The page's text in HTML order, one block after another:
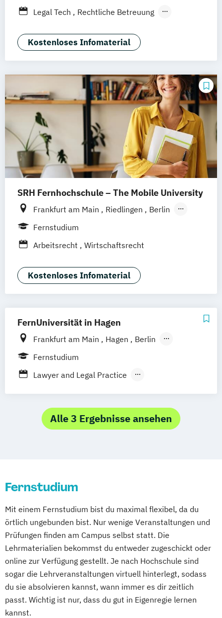
Nürnberg
Legal Tech
Rechtliche Betreuung
Kostenloses Infomaterial
SRH Fernhochschule – The Mobile University
Frankfurt am Main Riedlingen
Berlin
Dresden
Ellwangen Zell Leipzig Mannheim
Wertheim Wien Hamm Zürich
Fernstudium
Arbeitsrecht
Wirtschaftsrecht
Kostenloses Infomaterial
FernUniversität in Hagen
Frankfurt am Main Hagen
Berlin
Hamburg
Stuttgart Nürnberg Bonn
Fernstudium
Lawyer and Legal Practice
Alle 3 Ergebnisse ansehen
Fernstudium
Mit einem Fernstudium bist du maximal flexibel, da du
örtlich ungebunden bist. Nur wenige Veranstaltungen und
Prüfungen finden am Campus selbst statt. Die
Lehrmaterialien bekommst du entweder zugeschickt oder
online zur Verfügung gestellt. Je nach Hochschule sind
sogar die Lehrveranstaltungen virtuell hinterlegt, sodass
du sie absolvieren kannst, wann immer es dir zeitlich
passt. Wichtig ist nur, dass du gut in Eigenregie lernen
kannst.